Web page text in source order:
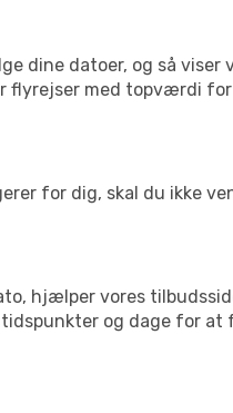
dine datoer, og så viser
flyrejser med topværdi
for dig, skal du ikke
hjælper vores
og dage for at